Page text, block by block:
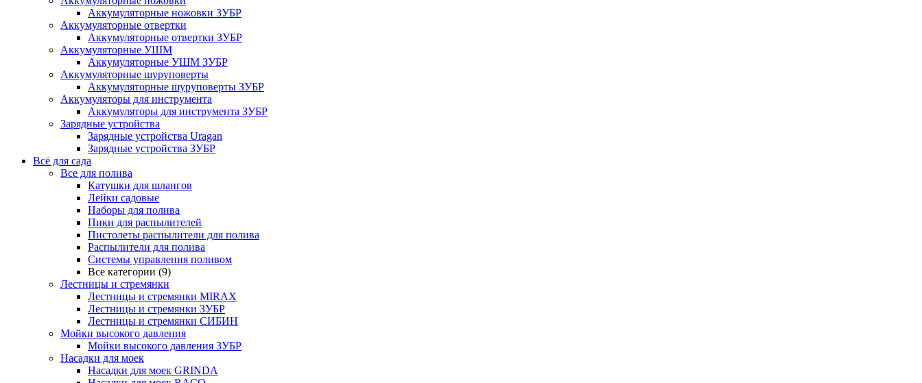
Аккумуляторные ножовки ЗУБР
Аккумуляторные отвертки
Аккумуляторные отвертки ЗУБР
Аккумуляторные УШМ
Аккумуляторные УШМ ЗУБР
Аккумуляторные шуруповерты
Аккумуляторные шуруповерты ЗУБР
Аккумуляторы для инструмента
Аккумуляторы для инструмента ЗУБР
Зарядные устройства
Зарядные устройства Uragan
Зарядные устройства ЗУБР
Всё для сада
Все для полива
Катушки для шлангов
Лейки садовые
Наборы для полива
Пики для распылителей
Пистолеты распылители для полива
Распылители для полива
Системы управления поливом
Все категории (9)
Лестницы и стремянки
Лестницы и стремянки MIRAX
Лестницы и стремянки ЗУБР
Лестницы и стремянки СИБИН
Мойки высокого давления
Мойки высокого давления ЗУБР
Насадки для моек
Насадки для моек GRINDA